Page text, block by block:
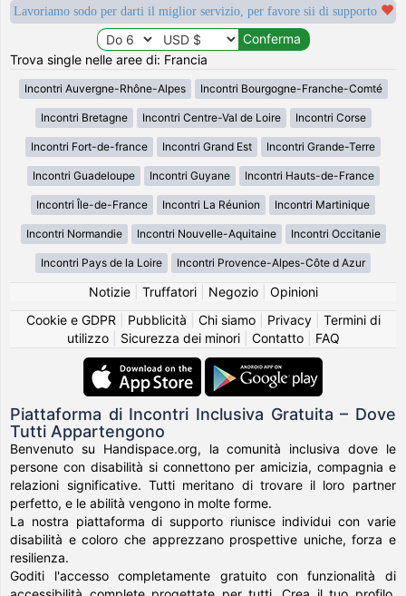
Lavoriamo sodo per darti il miglior servizio, per favore sii di supporto
Trova single nelle aree di: Francia
Incontri Auvergne-Rhône-Alpes Incontri Bourgogne-Franche-Comté
Incontri Bretagne Incontri Centre-Val de Loire Incontri Corse
Incontri Fort-de-france Incontri Grand Est Incontri Grande-Terre
Incontri Guadeloupe Incontri Guyane Incontri Hauts-de-France
Incontri Île-de-France Incontri La Réunion Incontri Martinique
Incontri Normandie Incontri Nouvelle-Aquitaine Incontri Occitanie
Incontri Pays de la Loire Incontri Provence-Alpes-Côte d Azur
Notizie| Truffatori| Negozio| Opinioni
Cookie e GDPR
Pubblicità Chi siamo| Privacy| Termini di
utilizzo| Sicurezza dei minori| Contatto| FAQ
Piattaforma di Incontri Inclusiva Gratuita – Dove
Tutti Appartengono
Benvenuto su Handispace.org, la comunità inclusiva dove le
persone con disabilità si connettono per amicizia, compagnia e
relazioni significative. Tutti meritano di trovare il loro partner
perfetto, e le abilità vengono in molte forme.
La nostra piattaforma di supporto riunisce individui con varie
disabilità e coloro che apprezzano prospettive uniche, forza e
resilienza.
Goditi l'accesso completamente gratuito con funzionalità di